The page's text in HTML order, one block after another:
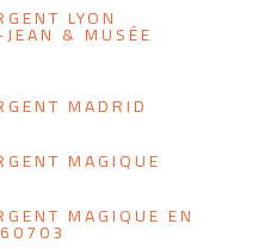
LYON
& MUSÉE
MADRID
MAGIQUE
MAGIQUE EN